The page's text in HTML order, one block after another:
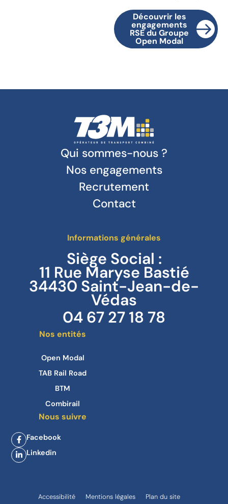
Découvrir les
engagements
RSE du Groupe
Open Modal
Qui sommes-nous ?
Nos engagements
Recrutement
Contact
Informations générales
Siège Social :
11 Rue Maryse Bastié
34430 Saint-Jean-de-
Védas
04 67 27 18 78
Nos entités
Open Modal
TAB Rail Road
BTM
Combirail
Nous suivre
Facebook
Linkedin
Accessibilité Mentions légales
Plan du site